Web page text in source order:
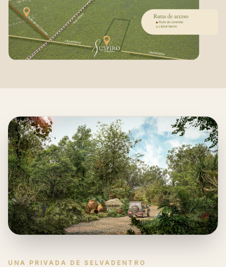
UNA PRIVADA DE SELVADENTRO